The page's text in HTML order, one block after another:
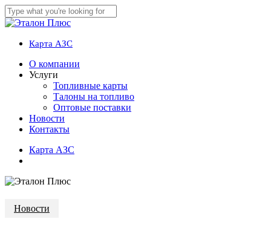
Skip
to
content
Close
Карта АЗС
account
Menu
О компании
Услуги
Топливные карты
Талоны на топливо
Оптовые поставки
Новости
Контакты
Карта АЗС
Новости